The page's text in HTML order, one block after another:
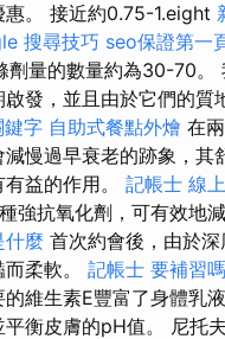
惠。 接近約0.75-1.eight
搜尋技巧 seo保證第一
劑量的數量約為30-70。
發，並且由於它們的質
字 自助式餐點外燴 在
慢過早衰老的跡象，其
益的作用。 記帳士 線
強抗氧化劑，可有效地
什麼 首次約會後，由於
柔軟。 記帳士 要補習嗎
維生素E豐富了身體乳
衡皮膚的pH值。 尼托